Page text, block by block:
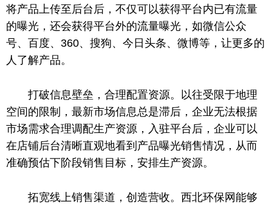
将产品上传至后台后，不仅可以获得平台内已有流量
的曝光，还会获得平台外的流量曝光，如微信公众
号、百度、360、搜狗、今日头条、微博等，让更多的
人了解产品。
打破信息壁垒，合理配置资源。以往受限于地理
空间的限制，最新市场信息总是滞后，企业无法根据
市场需求合理调配生产资源，入驻平台后，企业可以
在店铺后台清晰直观地看到产品曝光销售情况，从而
准确预估下阶段销售目标，安排生产资源。
拓宽线上销售渠道，创造营收。西北环保网能够